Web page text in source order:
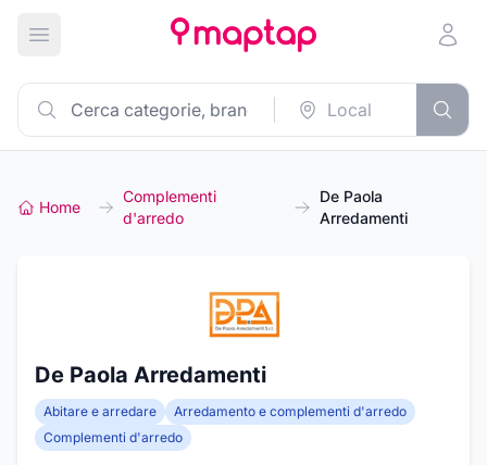
Apri menu principale
Home
Complementi
d'arredo
De Paola
Arredamenti
De Paola Arredamenti
Abitare e arredare
Arredamento e complementi d'arredo
Complementi d'arredo